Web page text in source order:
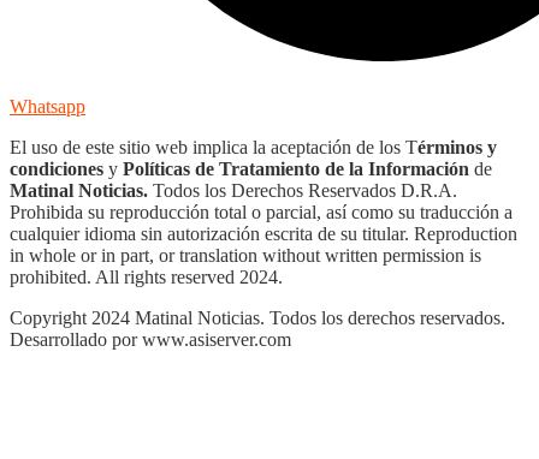
Whatsapp
El uso de este sitio web implica la aceptación de los Términos y
condiciones y Políticas de Tratamiento de la Información de
Matinal Noticias. Todos los Derechos Reservados D.R.A.
Prohibida su reproducción total o parcial, así como su traducción a
cualquier idioma sin autorización escrita de su titular. Reproduction
in whole or in part, or translation without written permission is
prohibited. All rights reserved 2024.
Copyright 2024 Matinal Noticias. Todos los derechos reservados.
Desarrollado por www.asiserver.com